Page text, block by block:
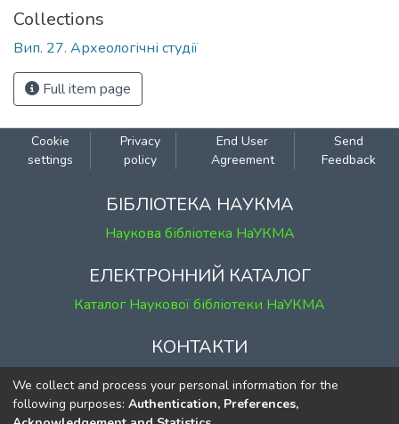
Collections
Вип. 27. Археологічні студії
Full item page
Cookie
settings
Privacy
policy
End User
Agreement
Send
Feedback
БІБЛІОТЕКА НАУКМА
Наукова бібліотека НаУКМА
ЕЛЕКТРОННИЙ КАТАЛОГ
Каталог Наукової бібліотеки НаУКМА
КОНТАКТИ
м. Київ, вул. Григорія Сковороди, 2
к. 1, к. 120
We collect and process your personal information for the
following purposes: Authentication, Preferences,